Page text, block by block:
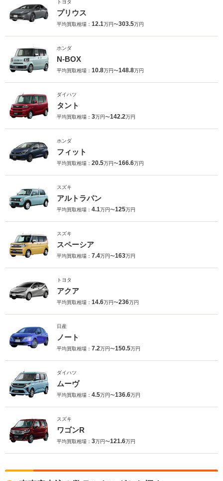
トヨタ
プリウス
平均買取相場： 12.1万円〜303.5万円
ホンダ
N-BOX
平均買取相場： 10.8万円〜148.8万円
ダイハツ
タント
平均買取相場： 3万円〜142.2万円
ホンダ
フィット
平均買取相場： 20.5万円〜166.6万円
スズキ
アルトラパン
平均買取相場： 4.1万円〜125万円
スズキ
スペーシア
平均買取相場： 7.4万円〜163万円
トヨタ
アクア
平均買取相場： 14.6万円〜236万円
日産
ノート
平均買取相場： 7.2万円〜150.5万円
ダイハツ
ムーヴ
平均買取相場： 4.5万円〜136.6万円
スズキ
ワゴンR
平均買取相場： 3万円〜121.6万円